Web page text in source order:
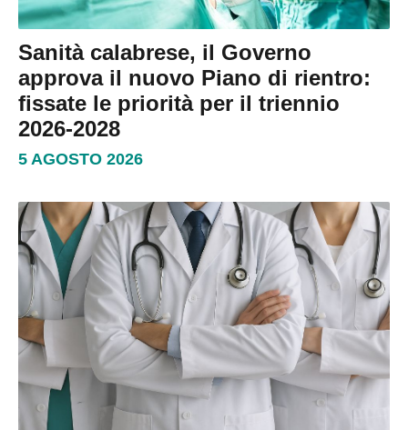
Sanità calabrese, il Governo
approva il nuovo Piano di rientro:
fissate le priorità per il triennio
2026-2028
5 AGOSTO 2026